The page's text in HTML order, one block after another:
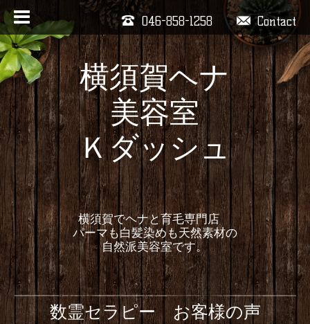
Contact
046-858-1258
横須賀ヘナ
美容室
Ｋダッシュ
横須賀でヘナと育毛専門店
パーマも白髪染めも天然素材の
自然派美容室です。
数霊セラピー お客様の声